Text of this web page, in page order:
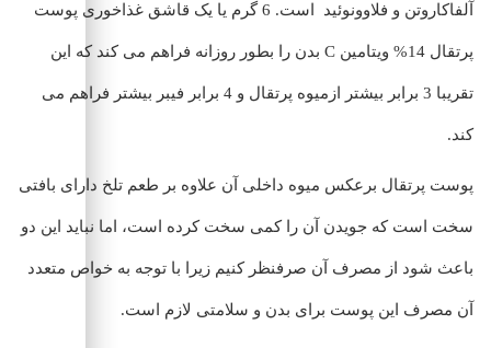
آلفاکاروتن و فلاوونوئید است. 6 گرم یا یک قاشق غذاخوری پوست
پرتقال 14% ویتامین C بدن را بطور روزانه فراهم می کند که این
تقریبا 3 برابر بیشتر ازمیوه پرتقال و 4 برابر فیبر بیشتر فراهم می
کند.
پوست پرتقال برعکس میوه داخلی آن علاوه بر طعم تلخ دارای بافتی
سخت است که جویدن آن را کمی سخت کرده است، اما نباید این دو
باعث شود از مصرف آن صرفنظر کنیم زیرا با توجه به خواص متعدد
آن مصرف این پوست برای بدن و سلامتی لازم است.